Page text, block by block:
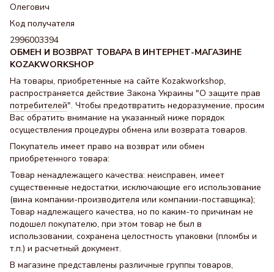
Олегович
Код получателя
2996003394
ОБМЕН И ВОЗВРАТ ТОВАРА В ИНТЕРНЕТ-МАГАЗИНЕ
KOZAKWORKSHOP
На товары, приобретенные на сайте Kozakworkshop,
распространяется действие Закона Украины "О защите прав
потребителей". Чтобы предотвратить недоразумение, просим
Вас обратить внимание на указанный ниже порядок
осуществления процедуры обмена или возврата товаров.
Покупатель имеет право на возврат или обмен
приобретенного товара:
Товар ненадлежащего качества: неисправен, имеет
существенные недостатки, исключающие его использование
(вина компании-производителя или компании-поставщика);
Товар надлежащего качества, но по каким-то причинам не
подошел покупателю, при этом товар не был в
использовании, сохранена целостность упаковки (пломбы и
т.п.) и расчетный документ.
В магазине представлены различные группы товаров,